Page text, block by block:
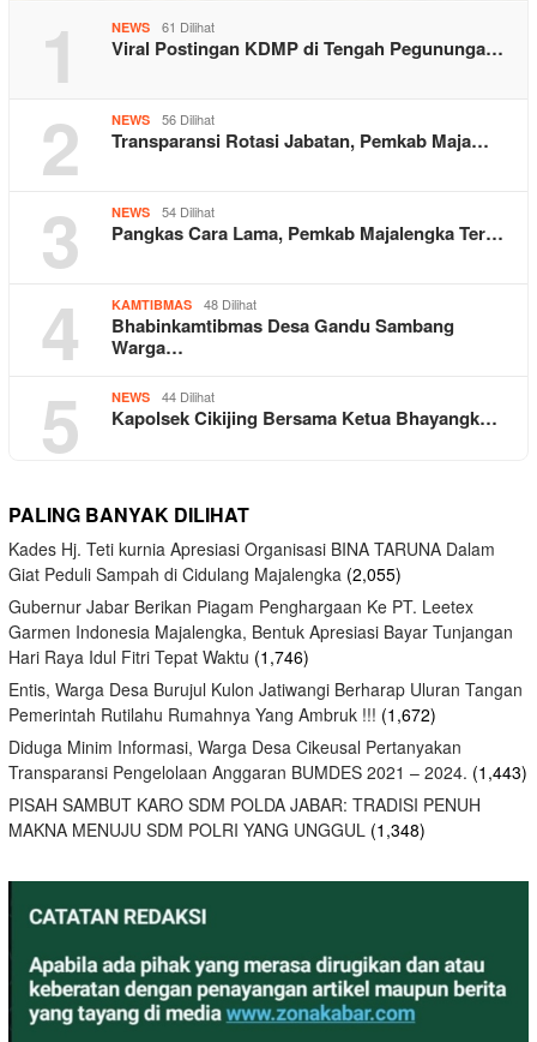
1 NEWS 61 Dilihat
Viral Postingan KDMP di Tengah Pegununga…
2 NEWS 56 Dilihat
Transparansi Rotasi Jabatan, Pemkab Maja…
3 NEWS 54 Dilihat
Pangkas Cara Lama, Pemkab Majalengka Ter…
4 KAMTIBMAS 48 Dilihat
Bhabinkamtibmas Desa Gandu Sambang
Warga…
5 NEWS 44 Dilihat
Kapolsek Cikijing Bersama Ketua Bhayangk…
PALING BANYAK DILIHAT
Kades Hj. Teti kurnia Apresiasi Organisasi BINA TARUNA Dalam
Giat Peduli Sampah di Cidulang Majalengka (2,055)
Gubernur Jabar Berikan Piagam Penghargaan Ke PT. Leetex
Garmen Indonesia Majalengka, Bentuk Apresiasi Bayar Tunjangan
Hari Raya Idul Fitri Tepat Waktu (1,746)
Entis, Warga Desa Burujul Kulon Jatiwangi Berharap Uluran Tangan
Pemerintah Rutilahu Rumahnya Yang Ambruk !!! (1,672)
Diduga Minim Informasi, Warga Desa Cikeusal Pertanyakan
Transparansi Pengelolaan Anggaran BUMDES 2021 – 2024. (1,443)
PISAH SAMBUT KARO SDM POLDA JABAR: TRADISI PENUH
MAKNA MENUJU SDM POLRI YANG UNGGUL (1,348)